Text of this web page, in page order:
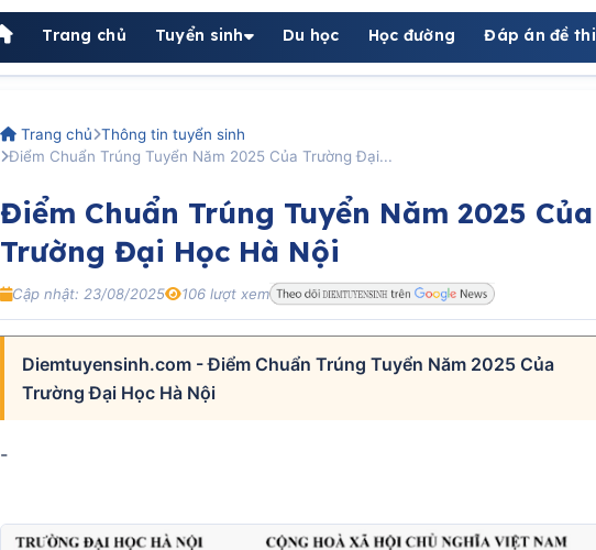
Trang chủ Tuyển sinh Du học Học đường Đáp án đề thi
Trang chủ Thông tin tuyển sinh
Điểm Chuẩn Trúng Tuyển Năm 2025 Của Trường Đại...
Điểm Chuẩn Trúng Tuyển Năm 2025 Của
Trường Đại Học Hà Nội
Cập nhật: 23/08/2025 106 lượt xem
Diemtuyensinh.com - Điểm Chuẩn Trúng Tuyển Năm 2025 Của
Trường Đại Học Hà Nội
-